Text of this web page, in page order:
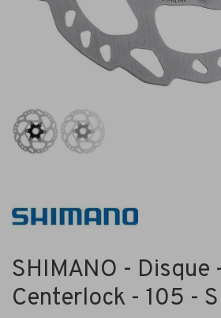
SHIMANO - Disque
Centerlock - 105 -